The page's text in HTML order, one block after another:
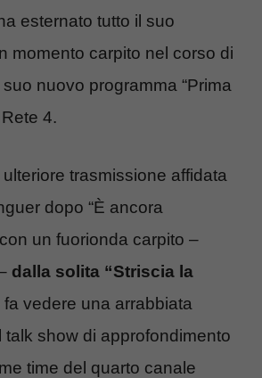
esternato tutto il suo
momento carpito nel corso di
nuovo programma “Prima
4.
trasmissione affidata
dopo “È ancora
un fuorionda carpito –
dalla solita “Striscia la
fa vedere una arrabbiata
talk show di approfondimento
time del quarto canale